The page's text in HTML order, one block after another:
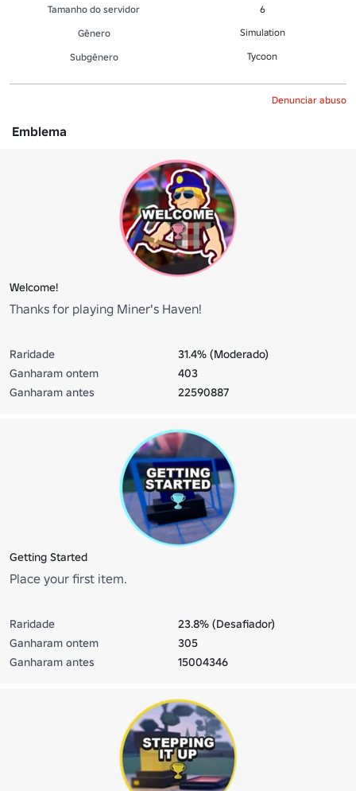
Tamanho do servidor
6
Gênero
Simulation
Subgênero Tycoon
Denunciar abuso
Emblema
Welcome!
Thanks for playing Miner's Haven!
Raridade
31.4% (Moderado)
Ganharam ontem
403
Ganharam antes
22590887
Getting Started
Place your first item.
Raridade
23.8% (Desafiador)
Ganharam ontem
305
Ganharam antes
15004346